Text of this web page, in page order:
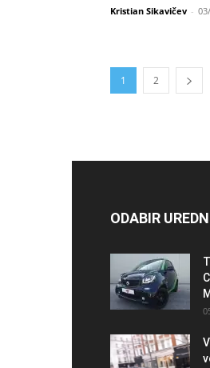
Kristian Sikavičev -
1 2
ODABIR